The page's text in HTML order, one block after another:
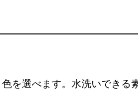
を選べます。水洗いできる